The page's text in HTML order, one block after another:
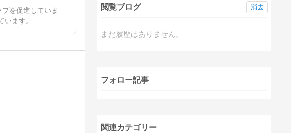
を促進していま
ます。
閲覧ブログ
まだ履歴はありません。
消去
フォロー記事
関連カテゴリー